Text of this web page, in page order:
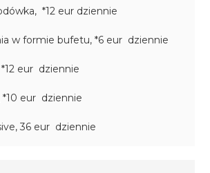
*12 eur dziennie
w formie bufetu, *6 eur dziennie
eur dziennie
*10 eur dziennie
36 eur dziennie